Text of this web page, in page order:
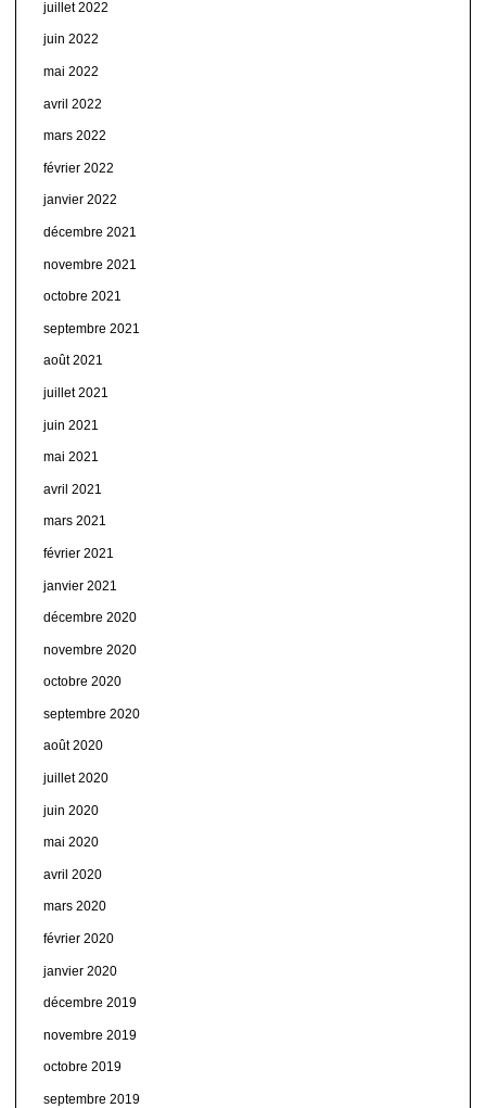
juillet 2022
juin 2022
mai 2022
avril 2022
mars 2022
février 2022
janvier 2022
décembre 2021
novembre 2021
octobre 2021
septembre 2021
août 2021
juillet 2021
juin 2021
mai 2021
avril 2021
mars 2021
février 2021
janvier 2021
décembre 2020
novembre 2020
octobre 2020
septembre 2020
août 2020
juillet 2020
juin 2020
mai 2020
avril 2020
mars 2020
février 2020
janvier 2020
décembre 2019
novembre 2019
octobre 2019
septembre 2019